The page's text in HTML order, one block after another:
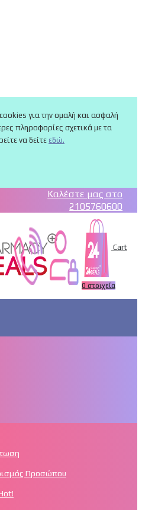
για την ομαλή και ασφαλή
πληροφορίες σχετικά με τα
να δείτε εδώ.
Καλέστε μας στο
2105760600
Cart
0 στοιχεία
Προσώπου